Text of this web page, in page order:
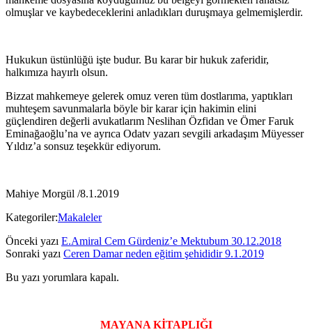
olmuşlar ve kaybedeceklerini anladıkları duruşmaya gelmemişlerdir.
Hukukun üstünlüğü işte budur. Bu karar bir hukuk zaferidir,
halkımıza hayırlı olsun.
Bizzat mahkemeye gelerek omuz veren tüm dostlarıma, yaptıkları
muhteşem savunmalarla böyle bir karar için hakimin elini
güçlendiren değerli avukatlarım Neslihan Özfidan ve Ömer Faruk
Eminağaoğlu’na ve ayrıca Odatv yazarı sevgili arkadaşım Müyesser
Yıldız’a sonsuz teşekkür ediyorum.
Mahiye Morgül /8.1.2019
Kategoriler:Makaleler
Önceki yazı E.Amiral Cem Gürdeniz’e Mektubum 30.12.2018
Sonraki yazı Ceren Damar neden eğitim şehididir 9.1.2019
Bu yazı yorumlara kapalı.
MAYANA KİTAPLIĞI